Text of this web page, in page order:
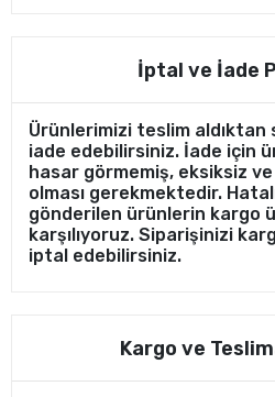
İptal ve İade
Ürünlerimizi teslim aldıktan
iade edebilirsiniz. İade için
hasar görmemiş, eksiksiz
olması gerekmektedir.
gönderilen ürünlerin kargo
karşılıyoruz. Siparişinizi
iptal edebilirsiniz.
Kargo ve